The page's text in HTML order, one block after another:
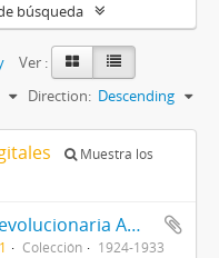
búsqueda
Ver :
Direction: Descending
Muestra los
Alianza Popular Revolucionaria Americana-APRA (Colección)
Colección 1924-1933